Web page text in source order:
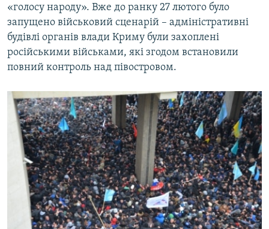
«голосу народу». Вже до ранку 27 лютого було
запущено військовий сценарій – адміністративні
будівлі органів влади Криму були захоплені
російськими військами, які згодом встановили
повний контроль над півостровом.